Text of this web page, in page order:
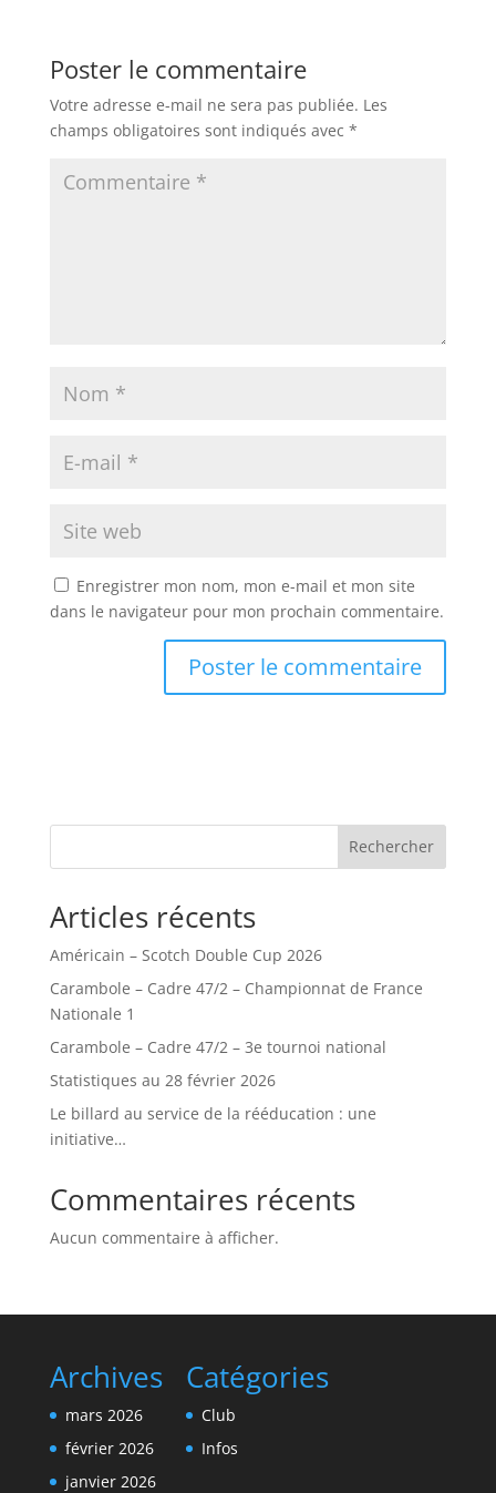
Poster le commentaire
Votre adresse e-mail ne sera pas publiée. Les
champs obligatoires sont indiqués avec *
Enregistrer mon nom, mon e-mail et mon site
dans le navigateur pour mon prochain commentaire.
Rechercher
Articles récents
Américain – Scotch Double Cup 2026
Carambole – Cadre 47/2 – Championnat de France
Nationale 1
Carambole – Cadre 47/2 – 3e tournoi national
Statistiques au 28 février 2026
Le billard au service de la rééducation : une
initiative…
Commentaires récents
Aucun commentaire à afficher.
Archives
mars 2026
février 2026
janvier 2026
Catégories
Club
Infos